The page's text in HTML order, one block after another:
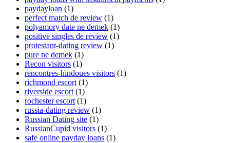
paydayloan (1)
perfect match de review (1)
polyamory date ne demek (1)
positive singles de review (1)
protestant-dating review (1)
pure ne demek (1)
Recon visitors (1)
rencontres-hindoues visitors (1)
richmond escort (1)
riverside escort (1)
rochester escort (1)
russia-dating review (1)
Russian Dating site (1)
RussianCupid visitors (1)
safe online payday loans (1)